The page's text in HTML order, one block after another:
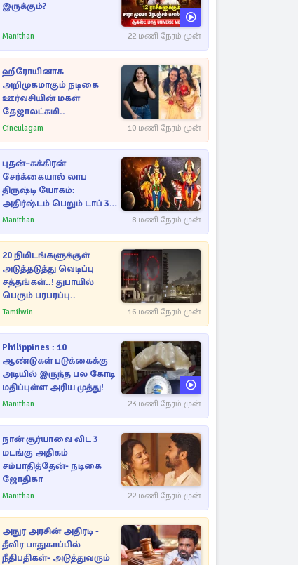
இருக்கும்?
Manithan 22 மணி நேரம் முன்
ஹீரோயினாக
அறிமுகமாகும் நடிகை
ஊர்வசியின் மகள்
தேஜாலட்சுமி..
Cineulagam 10 மணி நேரம் முன்
புதன்–சுக்கிரன்
சேர்க்கையால் லாப
திருஷ்டி யோகம்:
அதிர்ஷ்டம் பெறும் டாப் 3
ராசிகள்!
Manithan 8 மணி நேரம் முன்
20 நிமிடங்களுக்குள்
அடுத்தடுத்து வெடிப்பு
சத்தங்கள்..! துபாயில்
பெரும் பரபரப்பு..
Tamilwin 16 மணி நேரம் முன்
Philippines : 10
ஆண்டுகள் படுக்கைக்கு
அடியில் இருந்த பல கோடி
மதிப்புள்ள அரிய முத்து!
Manithan 23 மணி நேரம் முன்
நான் சூர்யாவை விட 3
மடங்கு அதிகம்
சம்பாதித்தேன்- நடிகை
ஜோதிகா
Manithan 22 மணி நேரம் முன்
அநுர அரசின் அதிரடி -
தீவிர பாதுகாப்பில்
நீதிபதிகள்- அடுத்துவரும்